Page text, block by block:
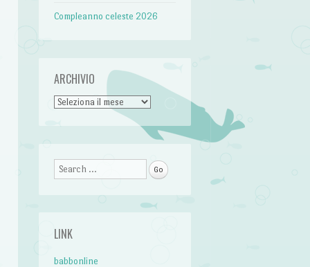
Compleanno celeste 2026
ARCHIVIO
Archivio
Search
LINK
babbonline